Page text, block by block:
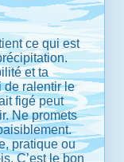
ce qui est
et ta
de ralentir le
figé peut
Ne promets
pratique ou
C’est le bon